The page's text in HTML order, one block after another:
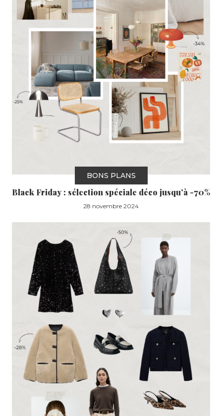
BONS PLANS
Black Friday : sélection spéciale déco jusqu’à -70%
28 novembre 2024